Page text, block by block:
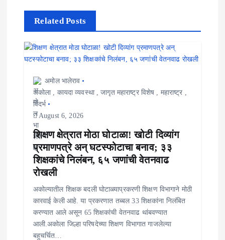
g
a
Related Posts
अमोल भालेराव
अकोला, कायदा व्यवस्था,जागृत महाराष्ट्र विशेष महाराष्ट्र
विदर्भ
August 6, 2026
शिक्षण क्षेत्रात मोठा घोटाळा! खोटी दिव्यांग
प्रमाणपत्रे अन् घटस्फोटाचा बनाव; ३३
शिक्षकांचे निलंबन, ६५ जणांची वेतनवाढ
रोखली
अकोल्यातील शिक्षक बदली घोटाळ्याप्रकरणी शिक्षण विभागाने मोठी
कारवाई केली आहे. या प्रकरणात तब्बल 33 शिक्षकांना निलंबित
करण्यात आले असून 65 शिक्षकांची वेतनवाढ थांबवण्यात
आली.अकोला जिल्हा परिषदेच्या शिक्षण विभागात गाजलेल्या
बहुचर्चित…